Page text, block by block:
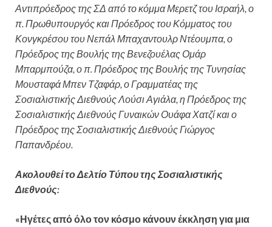
Αντιπρόεδρος της ΣΔ από το κόμμα Μερετζ του Ισραήλ, ο
π. Πρωθυπουργός και Πρόεδρος του Κόμματος του
Κονγκρέσου του Νεπάλ Μπαχαντουλρ Ντέουμπα, ο
Πρόεδρος της Βουλής της Βενεζουέλας Ομάρ
Μπαρμπούζα, ο π. Πρόεδρος της Βουλής της Τυνησίας
Μουσταφά Μπεν Τζαφάρ, ο Γραμματέας της
Σοσιαλιστικής Διεθνούς Λούσι Αγιάλα, η Πρόεδρος της
Σοσιαλιστικής Διεθνούς Γυναικών Ουάφα Χατζί και ο
Πρόεδρος της Σοσιαλιστικής Διεθνούς Γιώργος
Παπανδρέου.
Ακολουθεί το Δελτίο Τύπου της Σοσιαλιστικής
Διεθνούς:
«Ηγέτες από όλο τον κόσμο κάνουν έκκληση για μια